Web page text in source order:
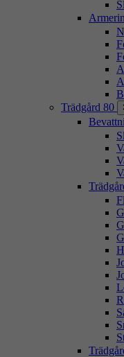
Trädgård 80